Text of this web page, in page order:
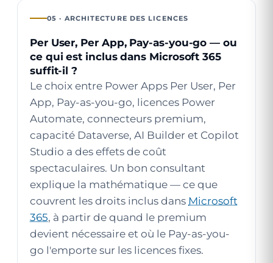
05 · ARCHITECTURE DES LICENCES
Per User, Per App, Pay-as-you-go — ou
ce qui est inclus dans Microsoft 365
suffit-il ?
Le choix entre Power Apps Per User, Per
App, Pay-as-you-go, licences Power
Automate, connecteurs premium,
capacité Dataverse, AI Builder et Copilot
Studio a des effets de coût
spectaculaires. Un bon consultant
explique la mathématique — ce que
couvrent les droits inclus dans Microsoft
365, à partir de quand le premium
devient nécessaire et où le Pay-as-you-
go l'emporte sur les licences fixes.